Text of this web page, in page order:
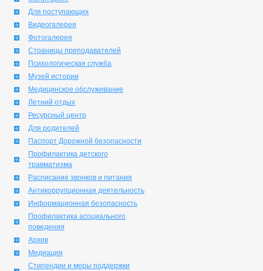
Для поступающих
Видеогалерея
Фотогалерея
Страницы преподавателей
Психологическая служба
Музей истории
Медицинское обслуживание
Летний отдых
Ресурсный центр
Для родителей
Паспорт Дорожной безопасности
Профилактика детского
травматизма
Расписание звонков и питания
Антикоррупционная деятельность
Информационная безопасность
Профилактика асоциального
поведения
Архив
Медиация
Стипендии и меры поддержки